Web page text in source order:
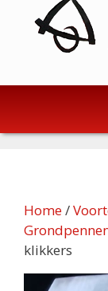
Home/
klikkers